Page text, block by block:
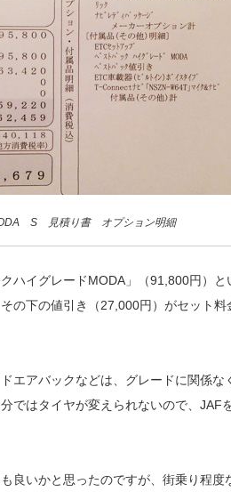
S 見積り書 オプション明細
ハイグレードMODA」（91,800円）と
の下の値引き（27,000円）がセット料
エアバックなどは、グレードに関係な
ではタイヤが変えられないので、JAF
良いかと思ったのですが、街乗り程度